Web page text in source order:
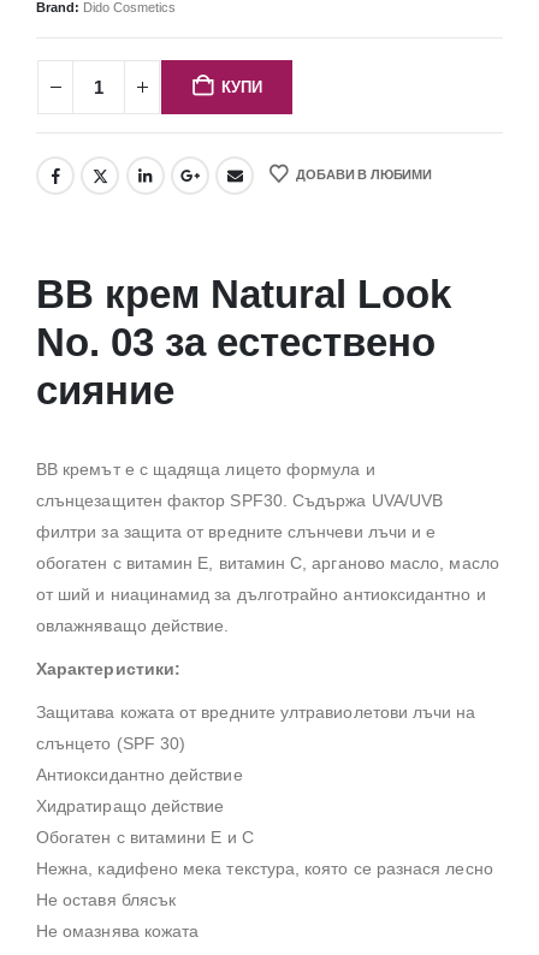
Brand: Dido Cosmetics
КУПИ
ДОБАВИ В ЛЮБИМИ
BB крем Natural Look
No. 03 за естествено
сияние
BB кремът е с щадяща лицето формула и
слънцезащитен фактор SPF30. Съдържа UVA/UVB
филтри за защита от вредните слънчеви лъчи и е
обогатен с витамин Е, витамин С, арганово масло, масло
от ший и ниацинамид за дълготрайно антиоксидантно и
овлажняващо действие.
Характеристики:
Защитава кожата от вредните ултравиолетови лъчи на
слънцето (SPF 30)
Антиоксидантно действие
Хидратиращо действие
Обогатен с витамини E и C
Нежна, кадифено мека текстура, която се разнася лесно
Не оставя блясък
Не омазнява кожата